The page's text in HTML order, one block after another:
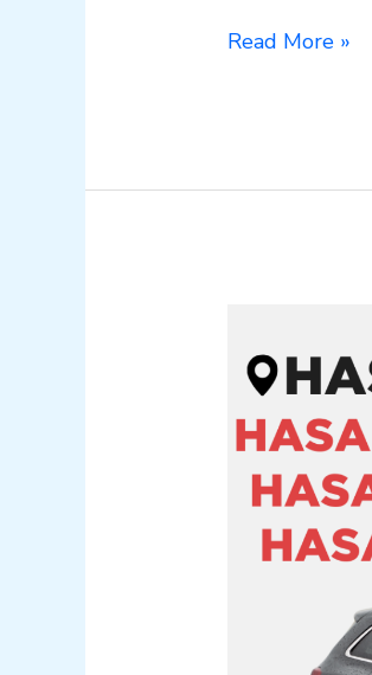
Read More »
Hasarlı
Kazalı
Pert
Araç
Alım
Satım
05362400316